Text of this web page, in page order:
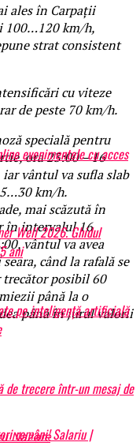
ales în Carpații
100…120 km/h,
strat consistent
cu viteze
de peste 70 km/h.
specială pentru
ora 23:00 – 16
vântul va sufla slab
km/h.
mai scăzută în
în intervalul 16
vântul va avea
când la rafală se
posibil 60
până la o
până în jurul valorii
români! Salariu |
evenimentele cu acces
Well 2026. Ghidul
ani
pe inteligență artificială
de trecere într-un mesaj de